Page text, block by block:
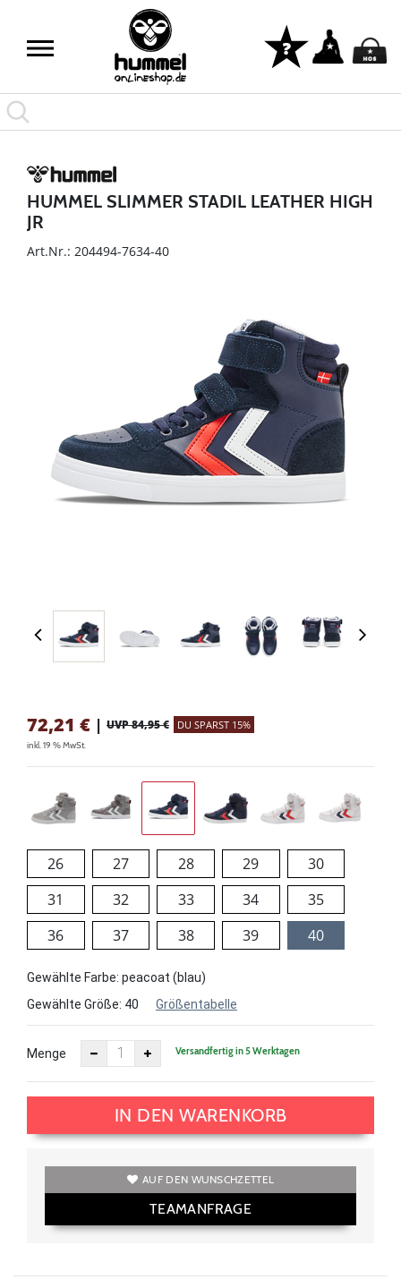
HUMMEL SLIMMER STADIL LEATHER HIGH
JR
Art.Nr.: 204494-7634-40
72,21 € | UVP 84,95 € DU SPARST 15%
inkl. 19 % MwSt.
26 27 28 29
30
31
32 33 34
35
36
37 38 39 40
Gewählte Farbe: peacoat (blau)
Gewählte Größe: 40 Größentabelle
Menge Versandfertig in 5 Werktagen
IN DEN WARENKORB
AUF DEN WUNSCHZETTEL
TEAMANFRAGE